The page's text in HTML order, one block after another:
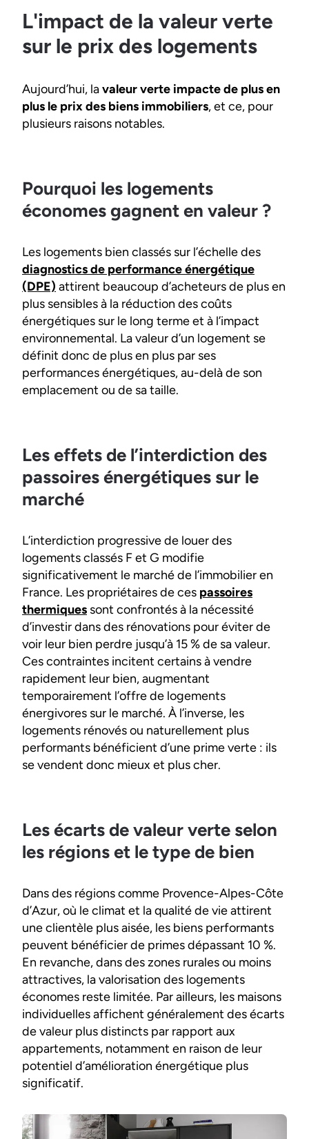
L'impact de la valeur verte
sur le prix des logements
Aujourd’hui, lavaleur verte impacte de plus en
plus le prix des biens immobiliers, et ce, pour
plusieurs raisons notables.
Pourquoi les logements
économes gagnent en valeur ?
Les logements bien classés sur l’échelle des
diagnostics de performance énergétique
(DPE) attirent beaucoup d’acheteurs de plus en
plus sensibles à la réduction des coûts
énergétiques sur le long terme et à l’impact
environnemental. La valeur d’un logement se
définit donc de plus en plus par ses
performances énergétiques, au-delà de son
emplacement ou de sa taille.
Les effets de l’interdiction des
passoires énergétiques sur le
marché
L’interdiction progressive de louer des
logements classés F et G modifie
significativement le marché de l’immobilier en
France. Les propriétaires de ces passoires
thermiques sont confrontés à la nécessité
d’investir dans des rénovations pour éviter de
voir leur bien perdre jusqu’à 15 % de sa valeur.
Ces contraintes incitent certains à vendre
rapidement leur bien, augmentant
temporairement l’offre de logements
énergivores sur le marché. À l’inverse, les
logements rénovés ou naturellement plus
performants bénéficient d’une prime verte : ils
se vendent donc mieux et plus cher.
Les écarts de valeur verte selon
les régions et le type de bien
Dans des régions comme Provence-Alpes-Côte
d’Azur, où le climat et la qualité de vie attirent
une clientèle plus aisée, les biens performants
peuvent bénéficier de primes dépassant 10 %.
En revanche, dans des zones rurales ou moins
attractives, la valorisation des logements
économes reste limitée. Par ailleurs, les maisons
individuelles affichent généralement des écarts
de valeur plus distincts par rapport aux
appartements, notamment en raison de leur
potentiel d’amélioration énergétique plus
significatif.